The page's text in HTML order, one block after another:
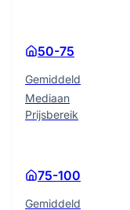
50-75
Gemiddeld
Mediaan
Prijsbereik
75-100
Gemiddeld